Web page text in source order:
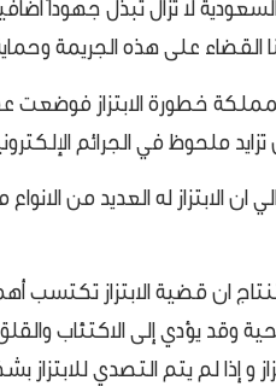
لا تزال تبذل جهوداً
القضاء على هذه الجريمة
خطورة الابتزاز فوضعت
ملحوظ في الجرائم
ان الابتزاز له العديد من الانواع
ان قضية الابتزاز تكتسب
وقد يؤدي إلى الاكتئاب
و إذا لم يتم التصدي